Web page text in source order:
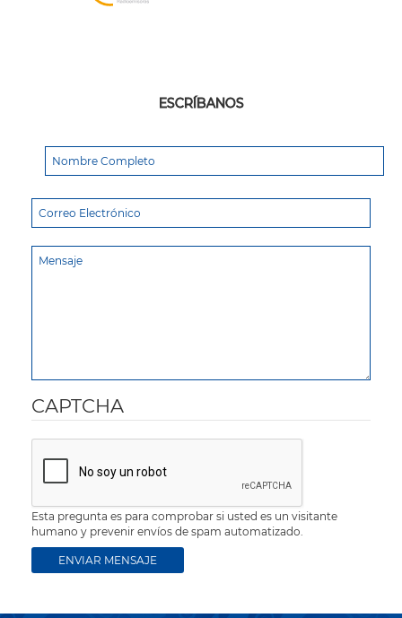
ESCRÍBANOS
CAPTCHA
Esta pregunta es para comprobar si usted es un visitante
humano y prevenir envíos de spam automatizado.